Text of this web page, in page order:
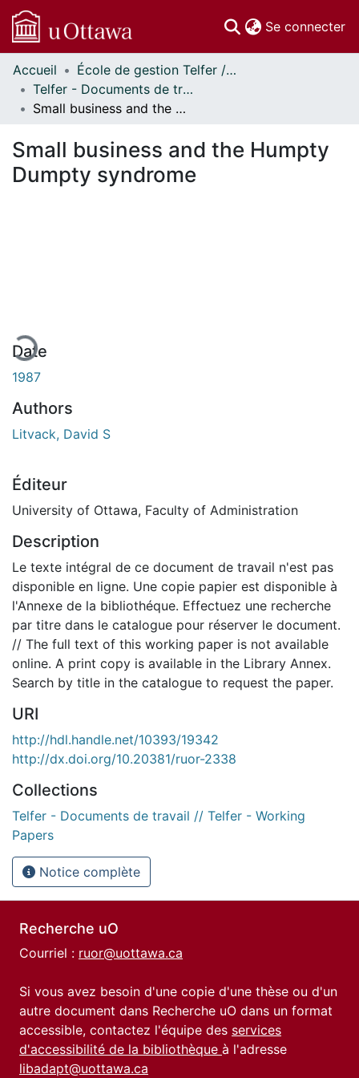
Se connecter
Communautés
et collections
Parcourir
À propos
Accueil
École de gestion Telfer // Telfer School of Management
Telfer - Documents de travail // Telfer - Working Papers
Small business and the Humpty Dumpty syndrome
Small business and the Humpty
Dumpty syndrome
Date
1987
Authors
Litvack, David S
Éditeur
University of Ottawa, Faculty of Administration
Description
Le texte intégral de ce document de travail n'est pas
disponible en ligne. Une copie papier est disponible à
l'Annexe de la bibliothéque. Effectuez une recherche
par titre dans le catalogue pour réserver le document.
// The full text of this working paper is not available
online. A print copy is available in the Library Annex.
Search by title in the catalogue to request the paper.
URI
http://hdl.handle.net/10393/19342
http://dx.doi.org/10.20381/ruor-2338
Collections
Telfer - Documents de travail // Telfer - Working
Papers
Notice complète
Recherche uO
Courriel : ruor@uottawa.ca
Si vous avez besoin d'une copie d'une thèse ou d'un
autre document dans Recherche uO dans un format
accessible, contactez l'équipe des services
d'accessibilité de la bibliothèque à l'adresse
libadapt@uottawa.ca